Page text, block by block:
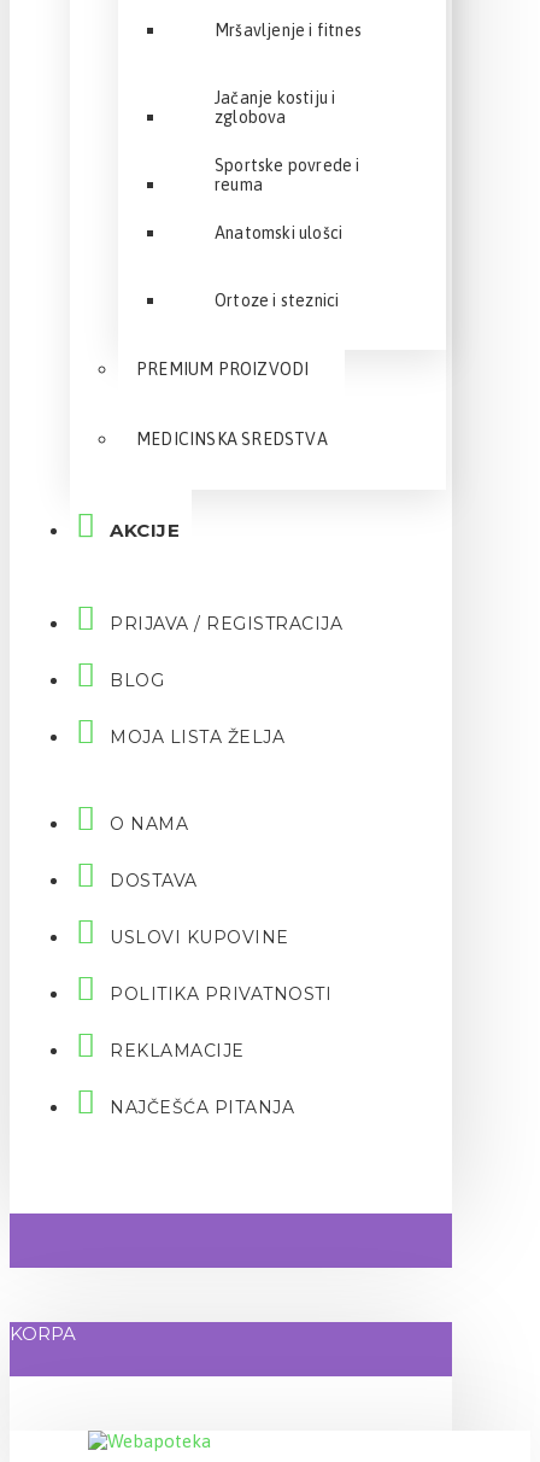
Mršavljenje i fitnes
Jačanje kostiju i
zglobova
Sportske povrede i
reuma
Anatomski ulošci
Ortoze i steznici
PREMIUM PROIZVODI
MEDICINSKA SREDSTVA
AKCIJE
PRIJAVA / REGISTRACIJA
BLOG
MOJA LISTA ŽELJA
O NAMA
DOSTAVA
USLOVI KUPOVINE
POLITIKA PRIVATNOSTI
REKLAMACIJE
NAJČEŠĆA PITANJA
KORPA